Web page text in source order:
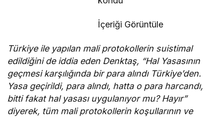
İçeriği Görüntüle
Türkiye ile yapılan mali protokollerin suistimal
edildiğini de iddia eden Denktaş, “Hal Yasasının
geçmesi karşılığında bir para alındı Türkiye’den.
Yasa geçirildi, para alındı, hatta o para harcandı,
bitti fakat hal yasası uygulanıyor mu? Hayır”
diyerek, tüm mali protokollerin koşullarının ve